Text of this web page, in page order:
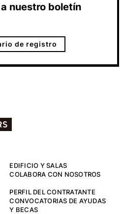
nuestro boletín
de registro
EDIFICIO Y SALAS
COLABORA CON NOSOTROS
PERFIL DEL CONTRATANTE
CONVOCATORIAS DE AYUDAS
Y BECAS